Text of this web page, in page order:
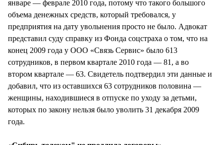
январе — феврале 2010 года, потому что такого большого
объема денежных средств, который требовался, у
предприятия на дату увольнения просто не было. Адвокат
представил суду справку из Фонда соцстраха о том, что на
конец 2009 года у ООО «Связь Сервис» было 613
сотрудников, в первом квартале 2010 года — 81, а во
втором квартале — 63. Свидетель подтвердил эти данные и
добавил, что из оставшихся 63 сотрудников половина —
женщины, находившиеся в отпуске по уходу за детьми,
которых по закону нельзя было уволить 31 декабря 2009
года.